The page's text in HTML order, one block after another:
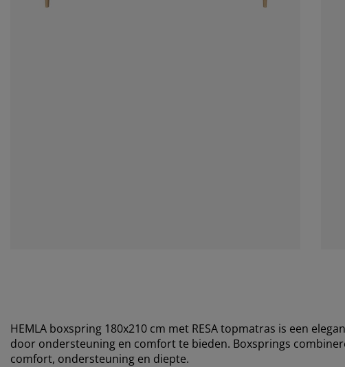
HEMLA boxspring 180x210 cm met RESA topmatras is een
door ondersteuning en comfort te bieden. Boxsprings
comfort, ondersteuning en diepte.